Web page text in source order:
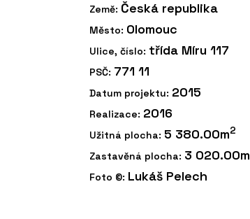
Země: Česká republika
Město: Olomouc
Ulice, číslo: třída Míru 117
PSČ: 771 11
Datum projektu: 2015
Realizace: 2016
Užitná plocha: 5 380.00m2
Zastavěná plocha: 3 020.00m
Foto ©: Lukáš Pelech